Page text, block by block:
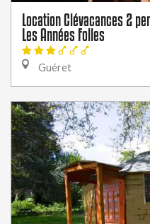
Location Clévacances 2
Les Années Folles
Guéret